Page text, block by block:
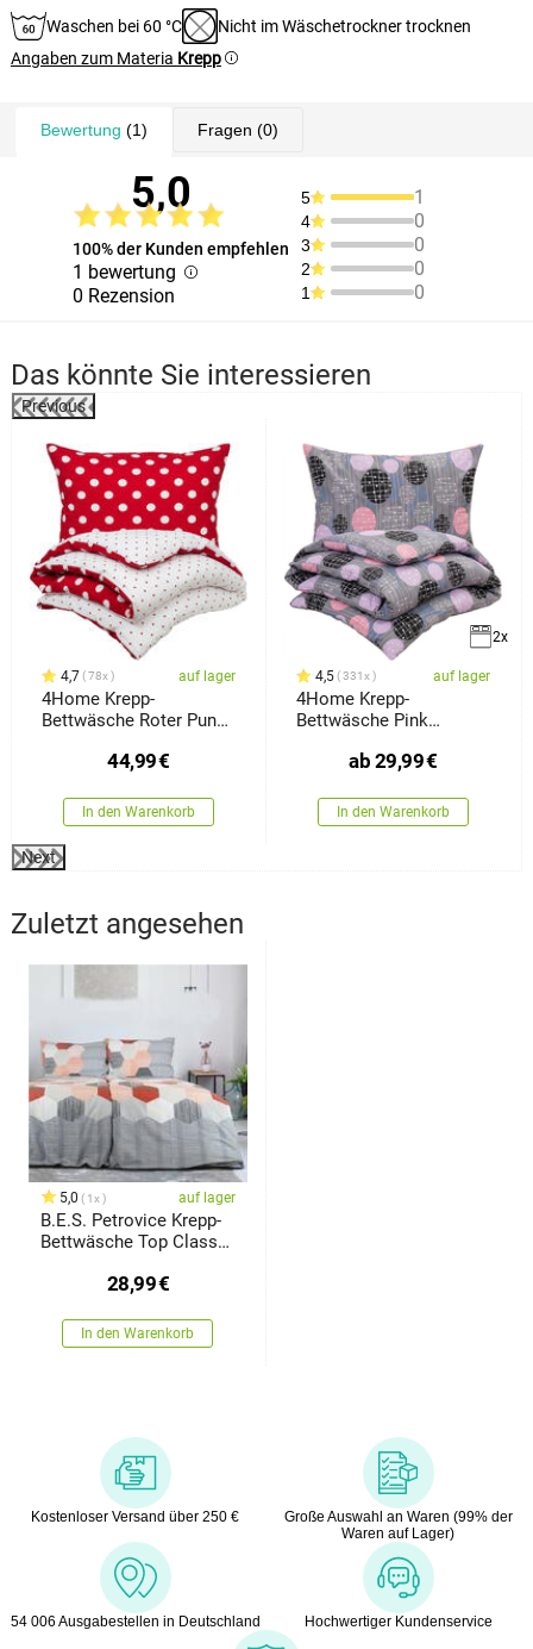
Waschen bei 60 °C
Nicht im Wäschetrockner trocknen
Angaben zum Materia Krepp
Bewertung (1) Fragen (0)
5,0
100% der Kunden empfehlen
1 bewertung
0 Rezension
5 1
4 0
3 0
2 0
1 0
Das könnte Sie interessieren
Previous
4,7 78x auf lager
4Home Krepp-
Bettwäsche Roter Punkt,
70 x 90 cm44,99€
In den Warenkorb
2x
4,5 331x auf lager
4Home Krepp-
Bettwäsche Pink
ab 29,99€
In den Warenkorb
Next
Zuletzt angesehen
5,0 1x auf lager
B.E.S. Petrovice Krepp-
Bettwäsche Top Class
cm, 70 x 90 cm
28,99€
In den Warenkorb
Kostenloser Versand über 250 €
Große Auswahl an Waren (99% der
Waren auf Lager)
54 006 Ausgabestellen in Deutschland Hochwertiger Kundenservice